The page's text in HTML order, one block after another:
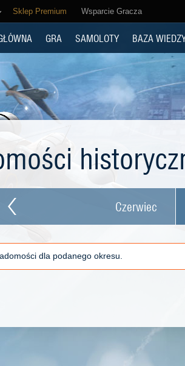
Sklep Premium Wsparcie Gracza
GRA SAMOLOTY BAZA
Czerwiec
dla podanego okresu.